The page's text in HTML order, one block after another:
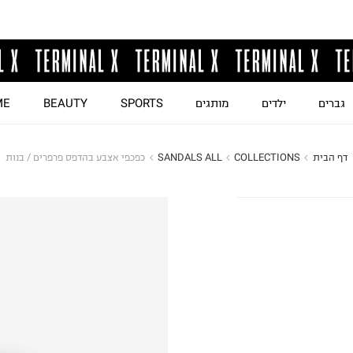
גברים ילדים מותגים SPORTS
BEAUTY
דף הבית COLLECTIONS
SANDALS ALL כפכפי אצבע בהדפס פרפרים / בנות